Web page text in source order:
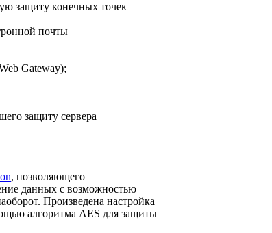
защиту конечных точек
почты
Gateway);
защиту сервера
, позволяющего
данных с возможностью
Произведена настройка
алгоритма AES для защиты